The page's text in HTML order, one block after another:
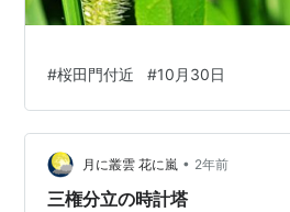
#桜田門付近 #10月30日
月に叢雲 花に嵐 • 2年前
三権分立の時計塔